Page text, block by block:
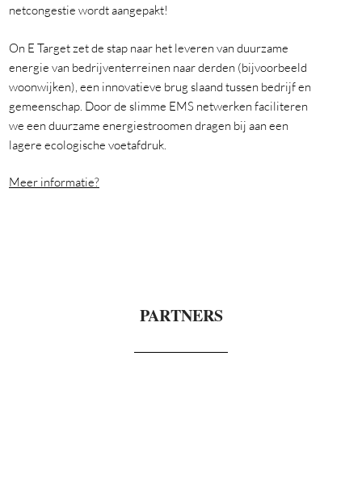
netcongestie wordt aangepakt!
On E Target zet de stap naar het leveren van duurzame
energie van bedrijventerreinen naar derden (bijvoorbeeld
woonwijken), een innovatieve brug slaand tussen bedrijf en
gemeenschap. Door de slimme EMS netwerken faciliteren
we een duurzame energiestroomen dragen bij aan een
lagere ecologische voetafdruk.
Meer informatie?
PARTNERS